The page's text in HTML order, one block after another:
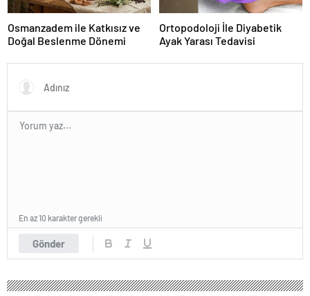
Osmanzadem ile Katkısız ve
Doğal Beslenme Dönemi
Ortopodoloji İle Diyabetik
Ayak Yarası Tedavisi
Gönder
En az 10 karakter gerekli